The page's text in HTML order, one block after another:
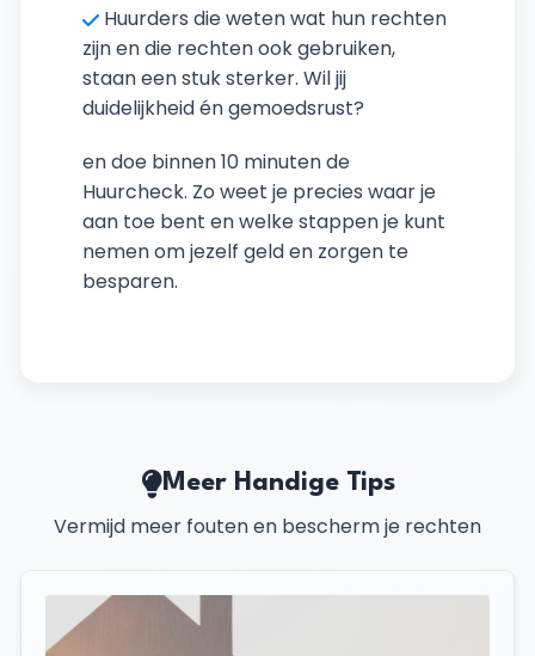
Huurders die weten wat hun rechten
zijn en die rechten ook gebruiken,
staan een stuk sterker. Wil jij
duidelijkheid én gemoedsrust?
en doe binnen 10 minuten de
Huurcheck. Zo weet je precies waar je
aan toe bent en welke stappen je kunt
nemen om jezelf geld en zorgen te
besparen.
Meer Handige Tips
Vermijd meer fouten en bescherm je rechten